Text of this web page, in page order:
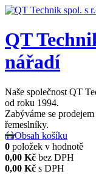
QT
nářadí
Naše společnost QT
od roku 1994.
Zabýváme se
řemeslníky.
Obsah košíku
0 položek v hodnotě
0,00 Kč bez DPH
0,00 Kč s DPH